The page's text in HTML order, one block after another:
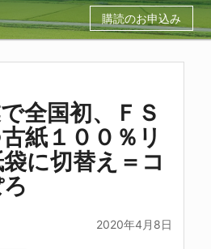
購読のお申込み
全国初、ＦＳ
紙１００％リ
に切替え＝コ
2020年4月8日